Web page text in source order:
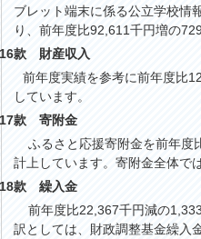
ブレット端末に係る公立学校情
り、前年度比92,611千円増の
16款 財産収入
度実績を参考に前年度比
しています。
17款 寄附金
ふるさと応援寄附金を前年度
計上しています。寄附金全体で
18款 繰入金
前年度比22,367千円減の
訳としては、財政調整基金繰入